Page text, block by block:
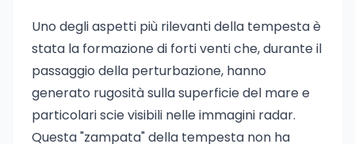
Uno degli aspetti più rilevanti della tempesta è
stata la formazione di forti venti che, durante il
passaggio della perturbazione, hanno
generato rugosità sulla superficie del mare e
particolari scie visibili nelle immagini radar.
Questa "zampata" della tempesta non ha